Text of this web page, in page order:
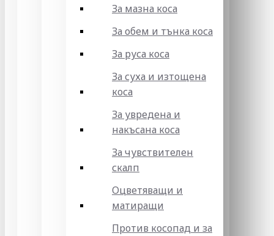
За мазна коса
За обем и тънка коса
За руса коса
За суха и изтощена
коса
За увредена и
накъсана коса
За чувствителен
скалп
Оцветяващи и
матиращи
Против косопад и за